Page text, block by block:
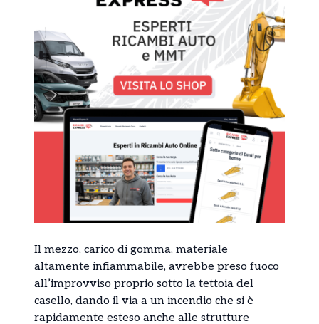
Il mezzo, carico di gomma, materiale
altamente infiammabile, avrebbe preso fuoco
all’improvviso proprio sotto la tettoia del
casello, dando il via a un incendio che si è
rapidamente esteso anche alle strutture